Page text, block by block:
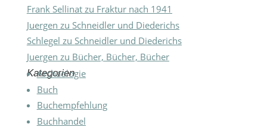
Frank Sellinatzu Fraktur nach 1941
Juergen zu Schneidler und Diederichs
Schlegel zu Schneidler und Diederichs
Juergen zu Bücher, Bücher, Bücher
Kategorien
Archäologie
Buch
Buchempfehlung
Buchhandel